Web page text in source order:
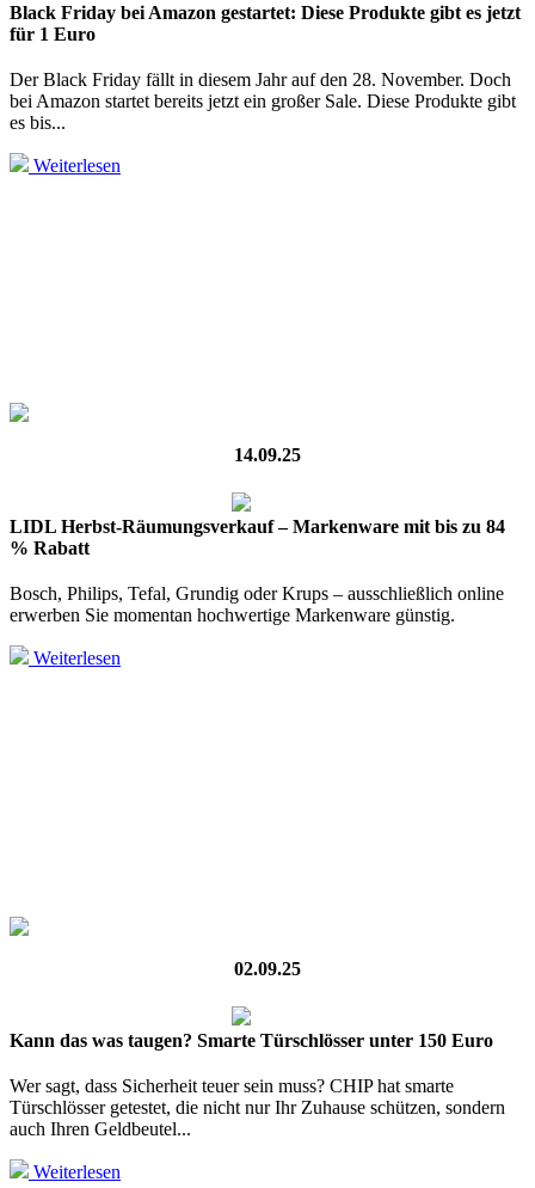
Black Friday bei Amazon gestartet: Diese Produkte gibt es jetzt
für 1 Euro
Der Black Friday fällt in diesem Jahr auf den 28. November. Doch
bei Amazon startet bereits jetzt ein großer Sale. Diese Produkte gibt
es bis...
Weiterlesen
14.09.25
LIDL Herbst-Räumungsverkauf – Markenware mit bis zu 84
% Rabatt
Bosch, Philips, Tefal, Grundig oder Krups – ausschließlich online
erwerben Sie momentan hochwertige Markenware günstig.
Weiterlesen
02.09.25
Kann das was taugen? Smarte Türschlösser unter 150 Euro
Wer sagt, dass Sicherheit teuer sein muss? CHIP hat smarte
Türschlösser getestet, die nicht nur Ihr Zuhause schützen, sondern
auch Ihren Geldbeutel...
Weiterlesen